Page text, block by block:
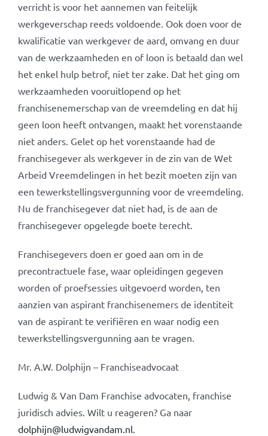
verricht is voor het aannemen van feitelijk
werkgeverschap reeds voldoende. Ook doen voor de
kwalificatie van werkgever de aard, omvang en duur
van de werkzaamheden en of loon is betaald dan wel
het enkel hulp betrof, niet ter zake. Dat het ging om
werkzaamheden vooruitlopend op het
franchisenemerschap van de vreemdeling en dat hij
geen loon heeft ontvangen, maakt het vorenstaande
niet anders. Gelet op het vorenstaande had de
franchisegever als werkgever in de zin van de Wet
Arbeid Vreemdelingen in het bezit moeten zijn van
een tewerkstellingsvergunning voor de vreemdeling.
Nu de franchisegever dat niet had, is de aan de
franchisegever opgelegde boete terecht.
Franchisegevers doen er goed aan om in de
precontractuele fase, waar opleidingen gegeven
worden of proefsessies uitgevoerd worden, ten
aanzien van aspirant franchisenemers de identiteit
van de aspirant te verifiëren en waar nodig een
tewerkstellingsvergunning aan te vragen.
Mr. A.W. Dolphijn – Franchiseadvocaat
Ludwig & Van Dam Franchise advocaten, franchise
juridisch advies. Wilt u reageren? Ga naar
dolphijn@ludwigvandam.nl.